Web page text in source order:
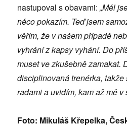
nastupoval s obavami:„Měl
něco pokazím. Teď jsem
věřím, že v našem případě
vyhrání z kapsy vyhání. Do
muset ve zkušebně zamakat.
disciplinovaná trenérka,
radami a uvidím, kam až mě v
Foto: Mikuláš Křepelka,